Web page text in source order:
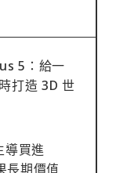
5：給一
打造 3D 世
導買進
期價值